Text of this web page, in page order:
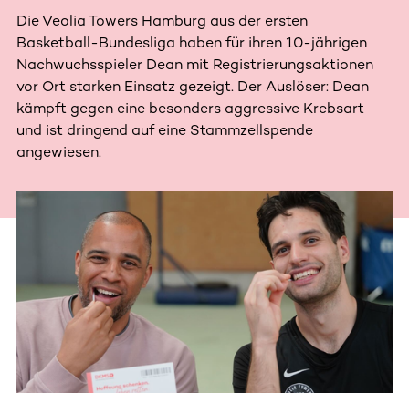
Die Veolia Towers Hamburg aus der ersten
Basketball-Bundesliga haben für ihren 10-jährigen
Nachwuchsspieler Dean mit Registrierungsaktionen
vor Ort starken Einsatz gezeigt. Der Auslöser: Dean
kämpft gegen eine besonders aggressive Krebsart
und ist dringend auf eine Stammzellspende
angewiesen.